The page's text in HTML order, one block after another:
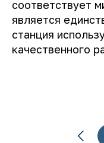
соответствует
является
станция
качественного